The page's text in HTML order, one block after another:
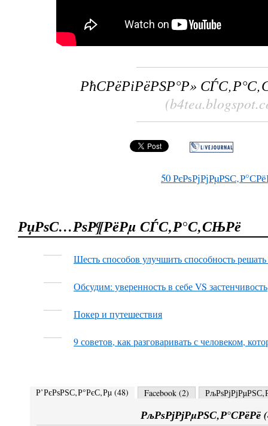
РћСРёРіРёРЅР°Р»
50
РџРѕС…РѕР¶РёРµ СЃС‚Р°С‚СЊРё
Шесть способов улучшить способность
Обсудим: уверенность в себе VS застенчивость
Покер и путешествия
9 советов, как разговаривать с человеком,
Р’РєРѕРЅС‚Р°РєС‚Рµ (48) Facebook (2)
РљРѕРјРјРµРЅС‚Р°СРёРё (